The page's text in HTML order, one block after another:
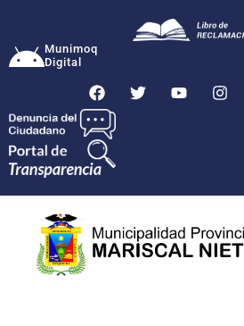
Munimoq
Digital